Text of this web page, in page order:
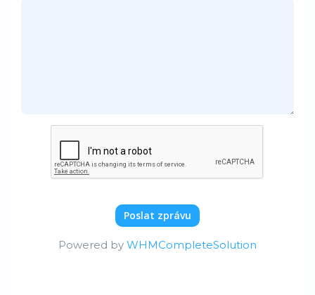
Poslat zprávu
Powered by WHMCompleteSolution